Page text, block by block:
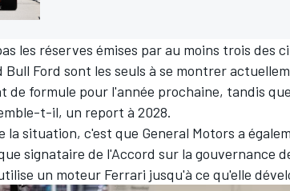
les réserves émises par au moins trois des
Bull Ford sont les seuls à se montrer
de formule pour l'année prochaine, tandis que
t-il, un report à 2028.
la situation, c'est que General Motors a
signataire de l'Accord sur la gouvernance
un moteur Ferrari jusqu'à ce qu'elle